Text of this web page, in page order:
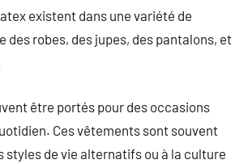
existent dans une variété de
des robes, des jupes, des pantalons, et
être portés pour des occasions
Ces vêtements sont souvent
styles de vie alternatifs ou à la culture